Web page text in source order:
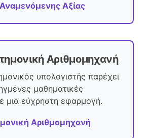
Αξίας
Αριθμομηχανή
υπολογιστής παρέχει
μαθηματικές
μια εύχρηστη εφαρμογή.
Αριθμομηχανή